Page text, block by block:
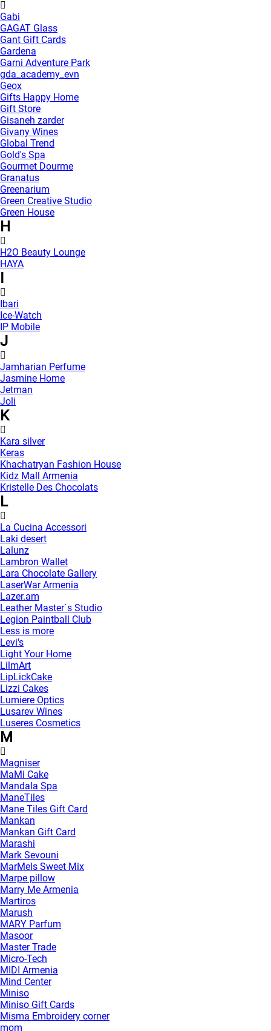
Gabi
GAGAT Glass
Gant Gift Cards
Gardena
Garni Adventure Park
gda_academy_evn
Geox
Gifts Happy Home
Gift Store
Gisaneh zarder
Givany Wines
Global Trend
Gold's Spa
Gourmet Dourme
Granatus
Greenarium
Green Creative Studio
Green House
H
H2O Beauty Lounge
HAYA
Ibari
Ice-Watch
IP Mobile
J
Jamharian Perfume
Jasmine Home
Jetman
Joli
K
Kara silver
Keras
Khachatryan Fashion House
Kidz Mall Armenia
Kristelle Des Chocolats
L
La Cucina Accessori
Laki desert
Lalunz
Lambron Wallet
Lara Chocolate Gallery
LaserWar Armenia
Lazer.am
Leather Master`s Studio
Legion Paintball Club
Less is more
Levi's
Light Your Home
LilmArt
LipLickCake
Lizzi Cakes
Lumiere Optics
Lusarev Wines
Luseres Cosmetics
M
Magniser
MaMi Cake
Mandala Spa
ManeTiles
Mane Tiles Gift Card
Mankan
Mankan Gift Card
Marashi
Mark Sevouni
MarMels Sweet Mix
Marpe pillow
Marry Me Armenia
Martiros
Marush
MARY Parfum
Masoor
Master Trade
Micro-Tech
MIDI Armenia
Mind Center
Miniso
Miniso Gift Cards
Misma Embroidery corner
mom